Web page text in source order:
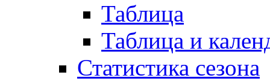
Таблица
Таблица и
Статистика сезона